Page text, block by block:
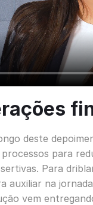
deste
para
Para
auxiliar na
vem